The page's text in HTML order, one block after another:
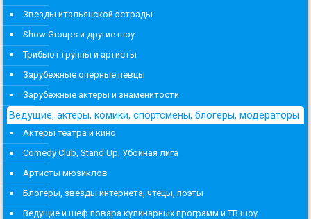
Звезды итальянской эстрады
Show Groups и другие шоу
Трибьют группы и артисты
Зарубежные оперные певцы
Зарубежные актеры и знаменитости
Ведущие, актеры, комики, спортсмены, блогеры, модераторы
Актеры театра и кино
Comedy Club, Stand Up, Убойная лига
Артисты мюзиклов
Блогеры, звезды интернета, чтецы, поэты
Ведущие и шеф повара кулинарных программ и ТВ шоу